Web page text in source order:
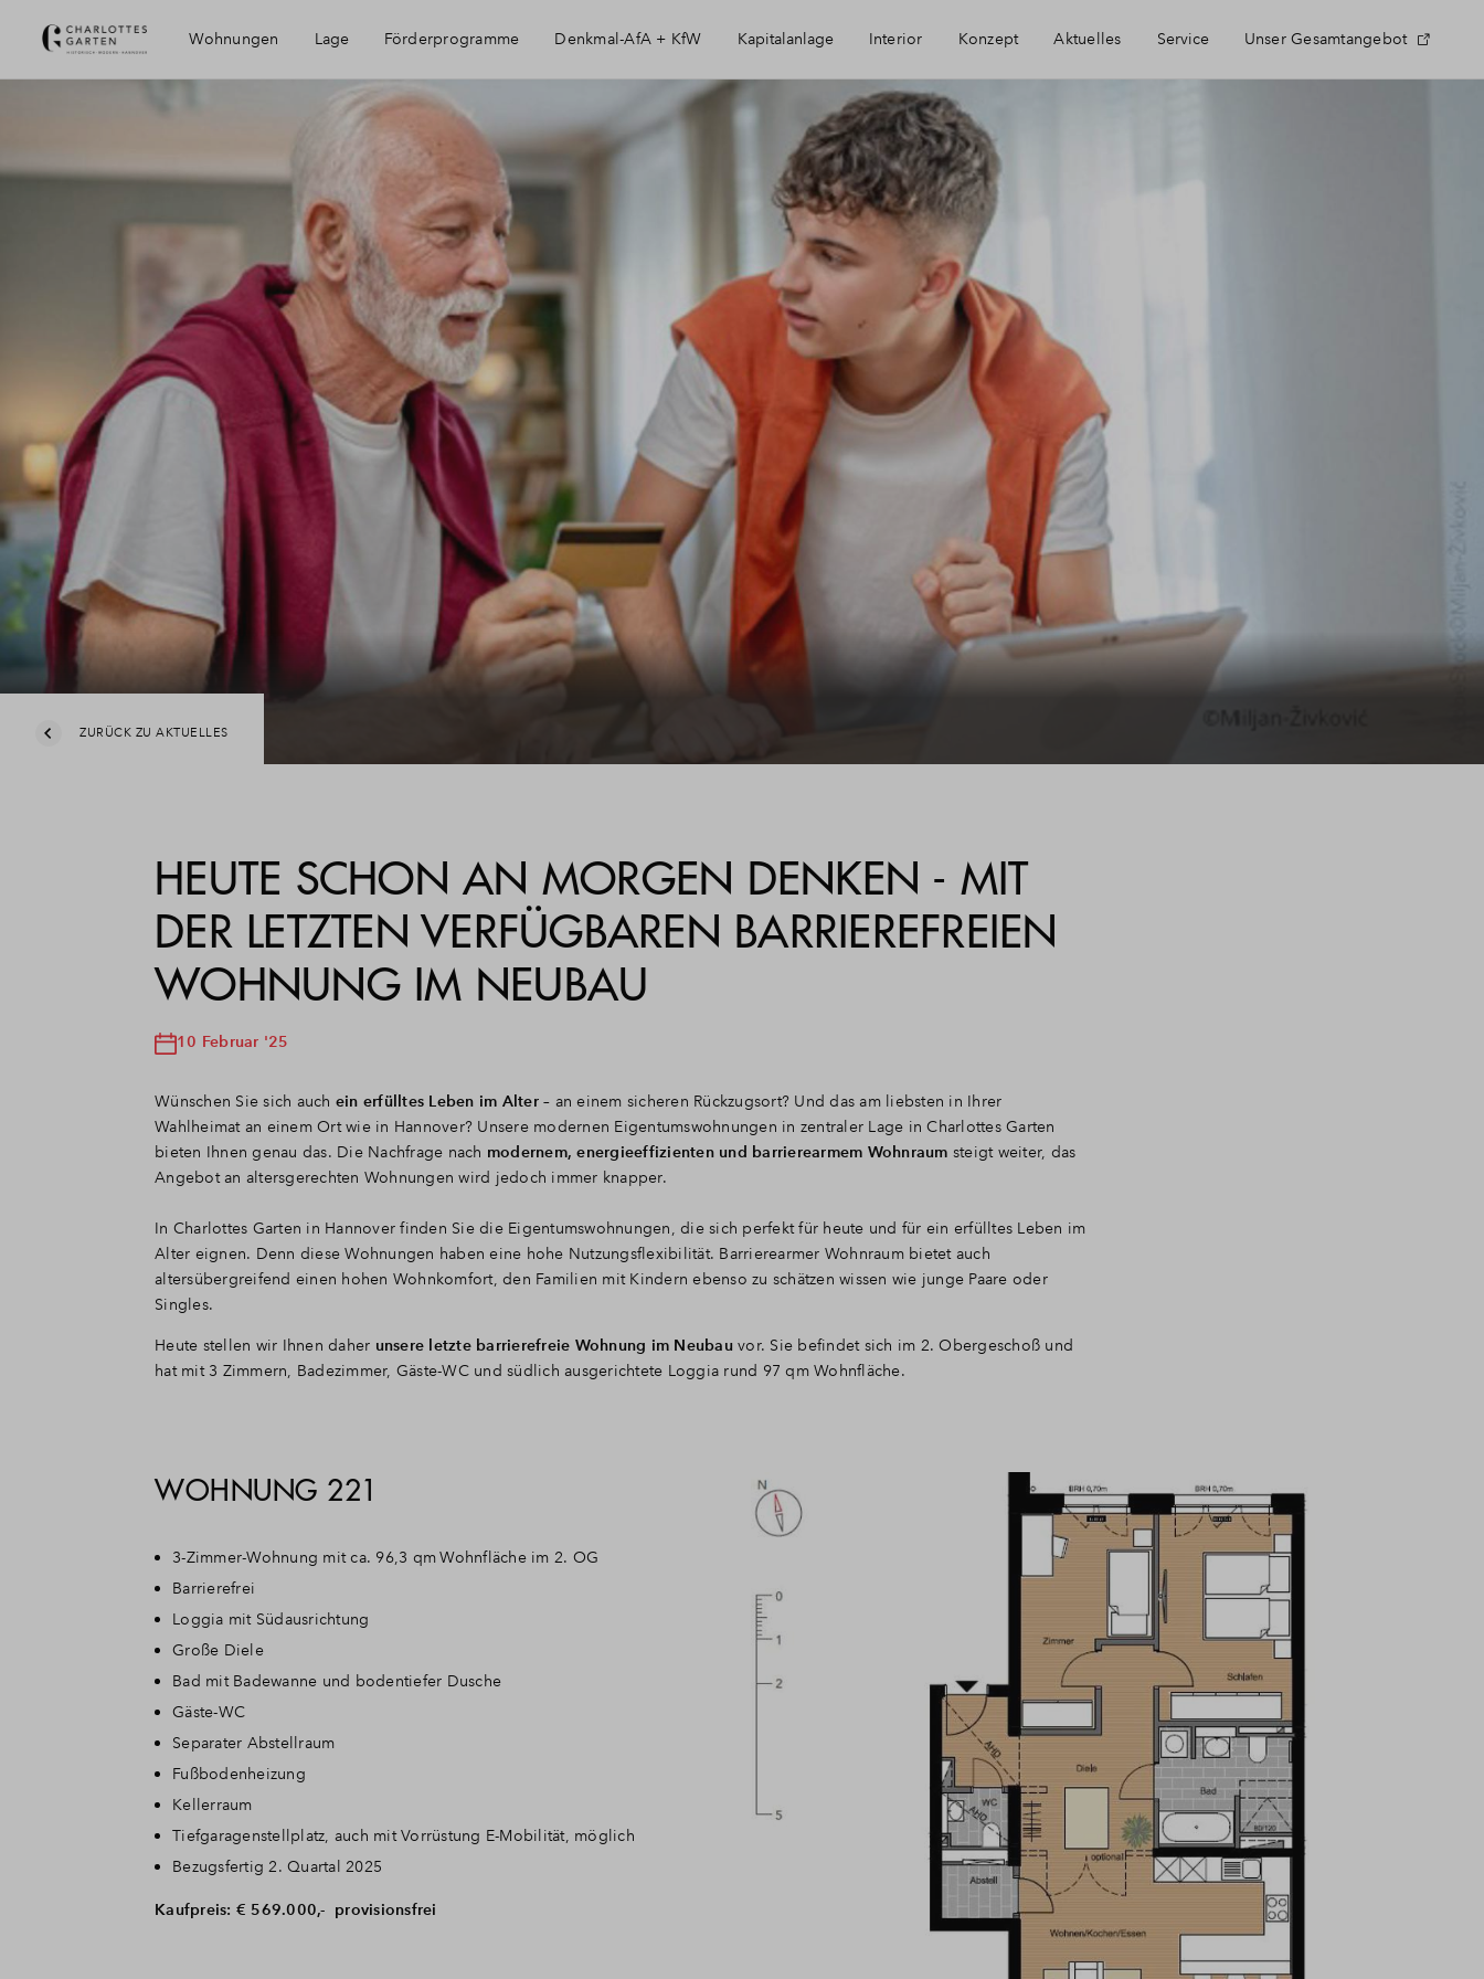
Wohnungen Lage
Erreichbarkeit
Umgebung
Hannover
Förderprogramme Denkmal-AfA + KfW Kapitalanlage
Immobilie als Kapitalanlage
AfA Beispielrechnung
Interior Konzept Aktuelles Service Unser Gesamtangebot
ZURÜCK ZU AKTUELLES
HEUTE SCHON AN MORGEN DENKEN - MIT
DER LETZTEN VERFÜGBAREN BARRIEREFREIEN
WOHNUNG IM NEUBAU
10 Februar '25
Wünschen Sie sich auch ein erfülltes Leben im Alter– an einem sicheren Rückzugsort? Und das am liebsten in Ihrer
Wahlheimat an einem Ort wie in Hannover? Unsere modernen Eigentumswohnungen in zentraler Lage in Charlottes Garten
bieten Ihnen genau das. Die Nachfrage nach modernem, energieeffizienten und barrierearmem Wohnraum steigt weiter, das
Angebot an altersgerechten Wohnungen wird jedoch immer knapper.
In Charlottes Garten in Hannover finden Sie die Eigentumswohnungen, die sich perfekt für heute und für ein erfülltes Leben im
Alter eignen. Denn diese Wohnungen haben eine hohe Nutzungsflexibilität. Barrierearmer Wohnraum bietet auch
altersübergreifend einen hohen Wohnkomfort, den Familien mit Kindern ebenso zu schätzen wissen wie junge Paare oder
Singles.
Heute stellen wir Ihnen daher unsere letzte barrierefreie Wohnung im Neubauvor. Sie befindet sich im 2. Obergeschoß und
hat mit 3 Zimmern, Badezimmer, Gäste-WC und südlich ausgerichtete Loggia rund 97 qm Wohnfläche.
WOHNUNG 221
3-Zimmer-Wohnung mit ca. 96,3 qmWohnfläche im 2. OG
Barrierefrei
Loggia mit Südausrichtung
Große Diele
Bad mit Badewanne und bodentiefer Dusche
Gäste-WC
Separater Abstellraum
Fußbodenheizung
Kellerraum
Tiefgaragenstellplatz, auch mit Vorrüstung E-Mobilität, möglich
Bezugsfertig 2. Quartal 2025
Kaufpreis: € 569.000,- provisionsfrei